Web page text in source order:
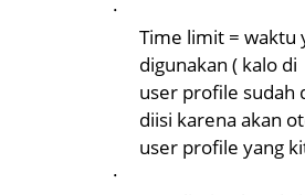
·
Time limit = waktu
digunakan ( kalo di
user profile sudah
diisi karena akan
user profile yang
·